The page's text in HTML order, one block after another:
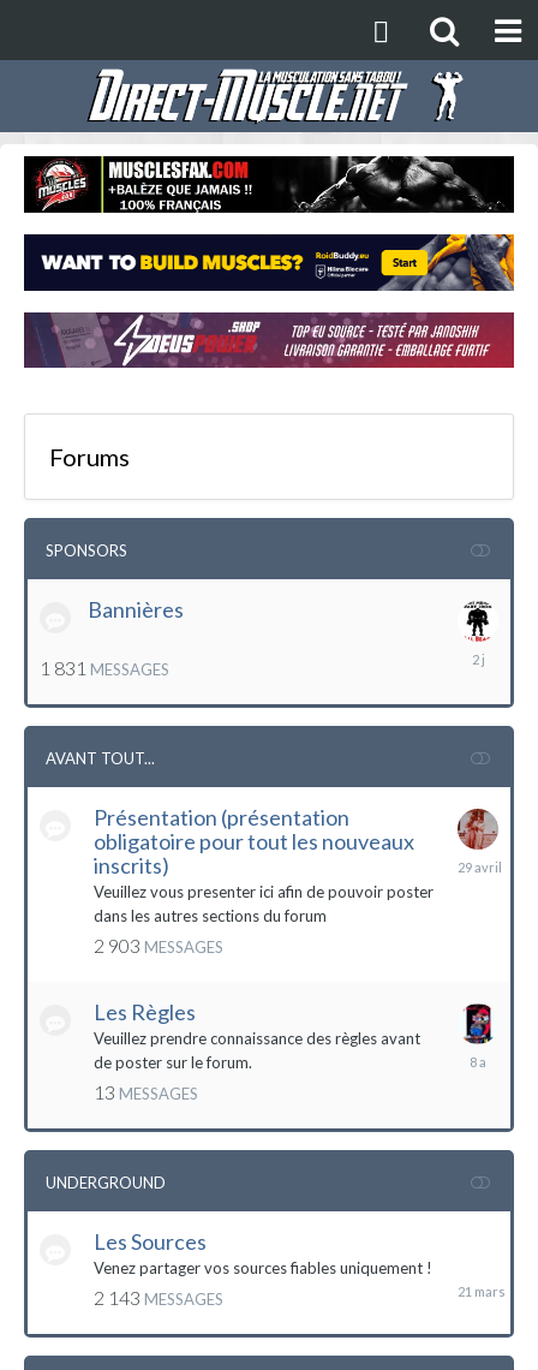
Forums
SPONSORS
Bannières
1 831 MESSAGES
lundi
AVANT TOUT...
Présentation (présentation
obligatoire pour tout les nouveaux
inscrits)
Veuillez vous presenter ici afin de pouvoir poster
dans les autres sections du forum
2 903 MESSAGES
29
Les Règles
Veuillez prendre connaissance des règles avant
de poster sur le forum.
13 MESSAGES
UNDERGROUND
Les Sources
Venez partager vos sources fiables uniquement !
2 143 MESSAGES